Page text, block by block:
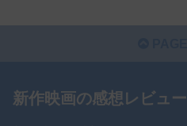
新作映画の感想レビュー